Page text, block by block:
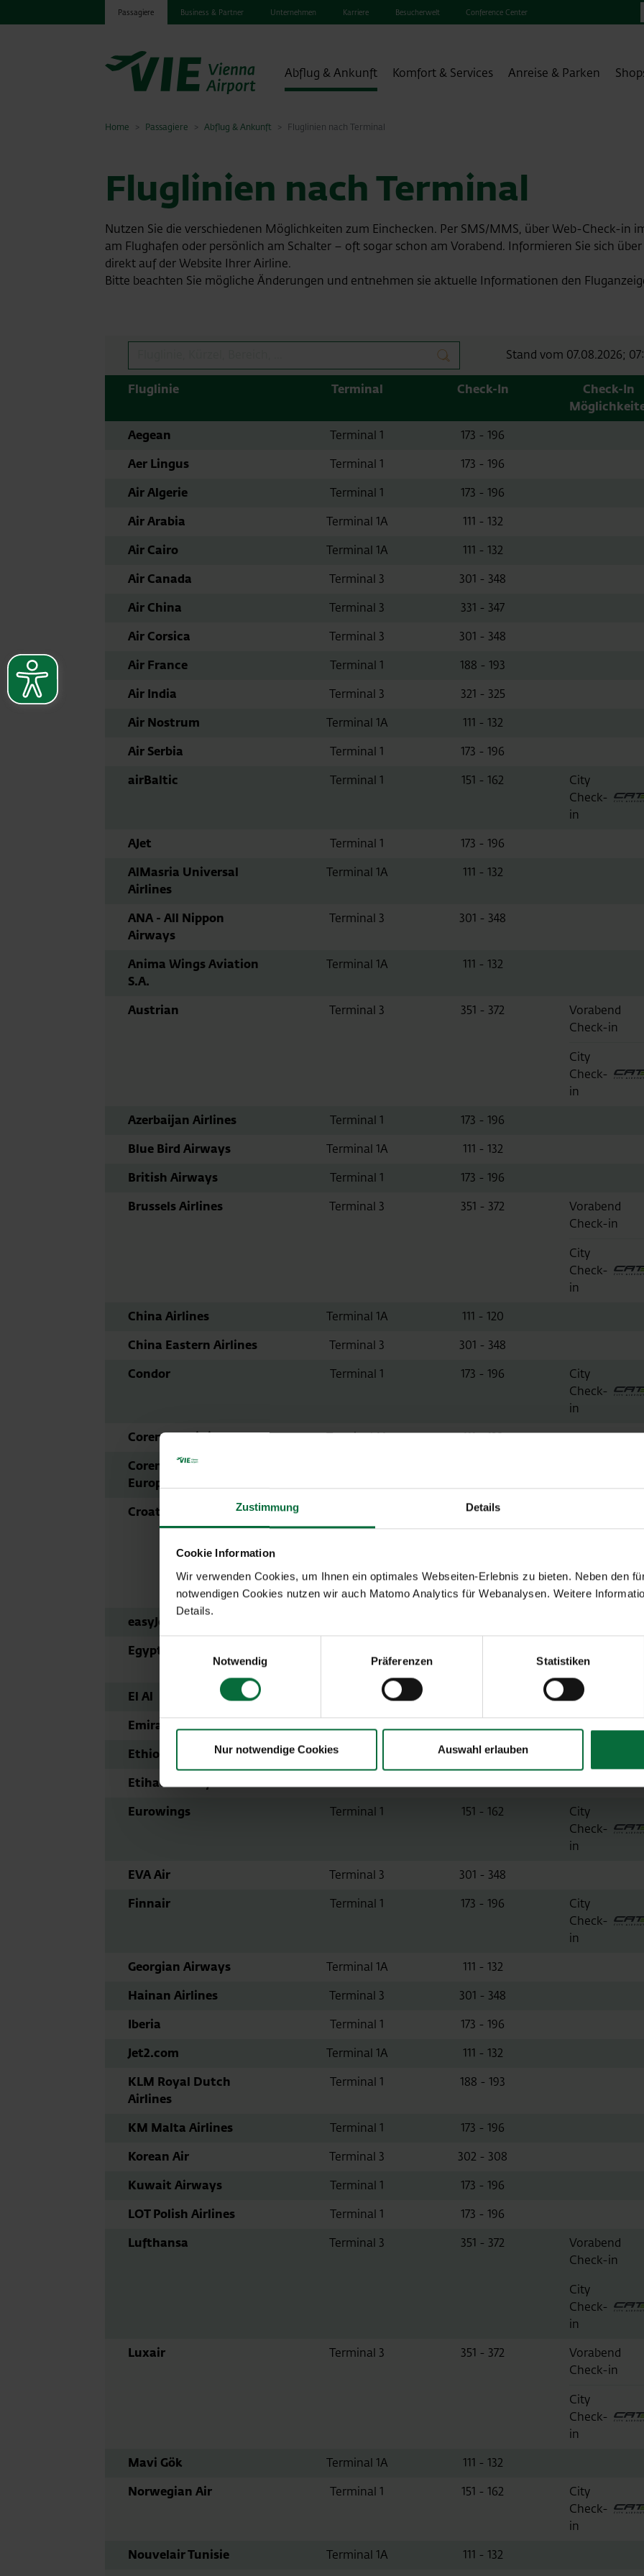
Zustimmung Details
Cookie Information
Wir verwenden Cookies, um Ihnen ein optimales Webseiten-Erlebnis zu bieten. Neben den
notwendigen Cookies nutzen wir auch Matomo Analytics für Webanalysen. Weitere
Details.
Einwilligungsauswahl
Notwendig
Präferenzen Statistiken
Nur notwendige Cookies Auswahl erlauben
Passagiere Business & Partner Unternehmen Karriere Besucherwelt Conference Center
Abflug & Ankunft Komfort & Services Anreise & Parken
Home Passagiere Abflug & Ankunft Fluglinien nach Terminal
Fluglinien nach Terminal
Nutzen Sie die verschiedenen Möglichkeiten zum Einchecken. Per SMS/MMS, über Web-Check-
am Flughafen oder persönlich am Schalter – oft sogar schon am Vorabend. Informieren Sie sich
direkt auf der Website Ihrer Airline.
Bitte beachten Sie mögliche Änderungen und entnehmen sie aktuelle Informationen den
Suche Stand vom 07.08.2026;
Fluglinie Terminal Check-In
Check-In
Aegean Terminal 1 173 - 196
Aer Lingus
Terminal 1 173 - 196
Air Algerie
Terminal 1 173 - 196
Air Arabia
Terminal 1A 111 - 132
Air Cairo
Terminal 1A 111 - 132
Air Canada
Terminal 3 301 - 348
Air China
Terminal 3 331 - 347
Air Corsica
Terminal 3 301 - 348
Air France
Terminal 1 188 - 193
Air India
Terminal 3 321 - 325
Air Nostrum
Terminal 1A 111 - 132
Air Serbia
Terminal 1 173 - 196
airBaltic
Terminal 1 151 - 162
City
Check-
in
AJet Terminal 1 173 - 196
AlMasria Universal
Airlines
Terminal 1A 111 - 132
ANA - All Nippon
Airways
Terminal 3 301 - 348
Anima Wings Aviation
S.A.
Terminal 1A 111 - 132
Austrian Terminal 3 351 - 372
Vorabend
Check-in
City
Check-
in
Azerbaijan Airlines Terminal 1 173 - 196
Blue Bird Airways
Terminal 1A 111 - 132
British Airways
Terminal 1 173 - 196
Brussels Airlines
Terminal 3 351 - 372
Vorabend
Check-in
City
Check-
in
China Airlines Terminal 1A 111 - 120
China Eastern Airlines
Terminal 3 301 - 348
Condor
Terminal 1 173 - 196
City
Check-
in
Corendon Airlines Terminal 1A 111 - 132
Corendon Airlines
Europe
Croatia Airlines 351 - 372
Check-in
Check-
in
easyJet Europe
EgyptAir
Check-in
El Al Terminal 3
Emirates
Terminal 3 301 - 313
Ethiopian Airlines
Terminal 3 311 - 314
Etihad Airways
Terminal 3 301 - 348
Eurowings
Terminal 1 151 - 162
City
Check-
in
EVA Air Terminal 3 301 - 348
Finnair
Terminal 1 173 - 196
City
Check-
in
Georgian Airways Terminal 1A 111 - 132
Hainan Airlines
Terminal 3 301 - 348
Iberia
Terminal 1 173 - 196
Jet2.com
Terminal 1A 111 - 132
KLM Royal Dutch
Airlines
Terminal 1 188 - 193
KM Malta Airlines Terminal 1 173 - 196
Korean Air
Terminal 3 302 - 308
Kuwait Airways
Terminal 1 173 - 196
LOT Polish Airlines
Terminal 1 173 - 196
Lufthansa
Terminal 3 351 - 372
Vorabend
Check-in
City
Check-
in
Luxair Terminal 3 351 - 372
Vorabend
Check-in
City
Check-
in
Mavi Gök Terminal 1A 111 - 132
Norwegian Air
Terminal 1 151 - 162
City
Check-
in
Nouvelair Tunisie Terminal 1A 111 - 132